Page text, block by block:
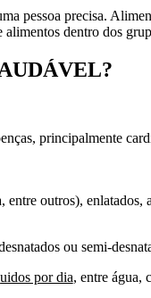
pessoa precisa.
dentro dos
principalmente
outros),
ou semi-
por dia, entre água,